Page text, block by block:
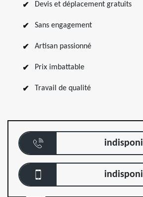
Devis et déplacement gratuits
Sans engagement
Artisan passionné
Prix imbattable
Travail de qualité